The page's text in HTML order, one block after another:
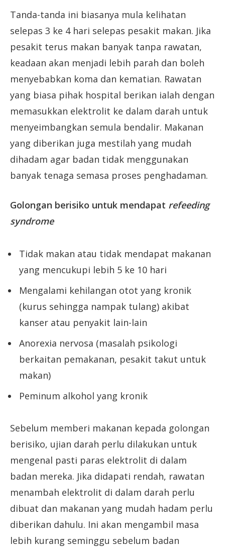
Tanda-tanda ini biasanya mula kelihatan
selepas 3 ke 4 hari selepas pesakit makan. Jika
pesakit terus makan banyak tanpa rawatan,
keadaan akan menjadi lebih parah dan boleh
menyebabkan koma dan kematian. Rawatan
yang biasa pihak hospital berikan ialah dengan
memasukkan elektrolit ke dalam darah untuk
menyeimbangkan semula bendalir. Makanan
yang diberikan juga mestilah yang mudah
dihadam agar badan tidak menggunakan
banyak tenaga semasa proses penghadaman.
Golongan berisiko untuk mendapat refeeding
syndrome
Tidak makan atau tidak mendapat makanan
yang mencukupi lebih 5 ke 10 hari
Mengalami kehilangan otot yang kronik
(kurus sehingga nampak tulang) akibat
kanser atau penyakit lain-lain
Anorexia nervosa (masalah psikologi
berkaitan pemakanan, pesakit takut untuk
makan)
Peminum alkohol yang kronik
Sebelum memberi makanan kepada golongan
berisiko, ujian darah perlu dilakukan untuk
mengenal pasti paras elektrolit di dalam
badan mereka. Jika didapati rendah, rawatan
menambah elektrolit di dalam darah perlu
dibuat dan makanan yang mudah hadam perlu
diberikan dahulu. Ini akan mengambil masa
lebih kurang seminggu sebelum badan